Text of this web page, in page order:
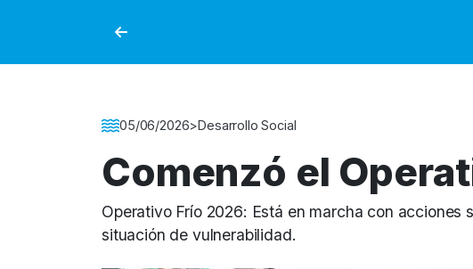
Detalle de la Noticia
05/06/2026>Desarrollo Social
Comenzó el
Operativo Frío 2026: Está en marcha con acciones
situación de vulnerabilidad.